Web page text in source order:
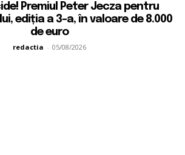
Premiul Peter Jecza pentru
ediția a 3-a, în valoare de 8.000
de euro
redactia - 05/08/2026